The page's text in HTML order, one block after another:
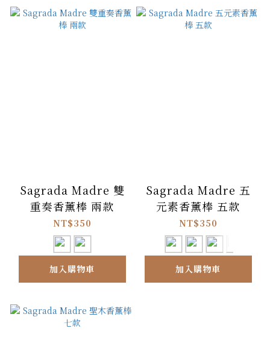
Sagrada Madre 雙
重奏香薰棒 兩款
NT$350
加入購物車
Sagrada Madre 五
元素香薰棒 五款
NT$350
加入購物車